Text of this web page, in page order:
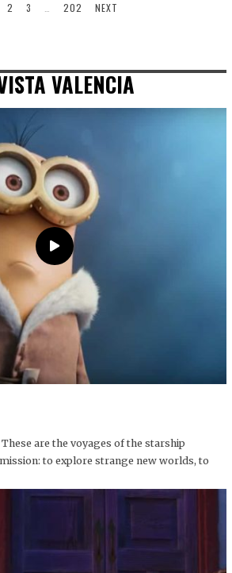
2 3 202 NEXT
VALENCIA
are the voyages of the starship
to explore strange new worlds, to